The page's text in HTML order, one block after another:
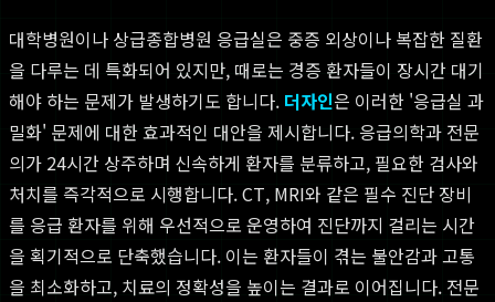
대학병원이나 상급종합병원 응급실은 중증 외상이나 복잡한 질환
을 다루는 데 특화되어 있지만, 때로는 경증 환자들이 장시간 대기
해야 하는 문제가 발생하기도 합니다. 더자인은 이러한 '응급실 과
밀화' 문제에 대한 효과적인 대안을 제시합니다. 응급의학과 전문
의가 24시간 상주하며 신속하게 환자를 분류하고, 필요한 검사와
처치를 즉각적으로 시행합니다. CT, MRI와 같은 필수 진단 장비
를 응급 환자를 위해 우선적으로 운영하여 진단까지 걸리는 시간
을 획기적으로 단축했습니다. 이는 환자들이 겪는 불안감과 고통
을 최소화하고, 치료의 정확성을 높이는 결과로 이어집니다. 전문